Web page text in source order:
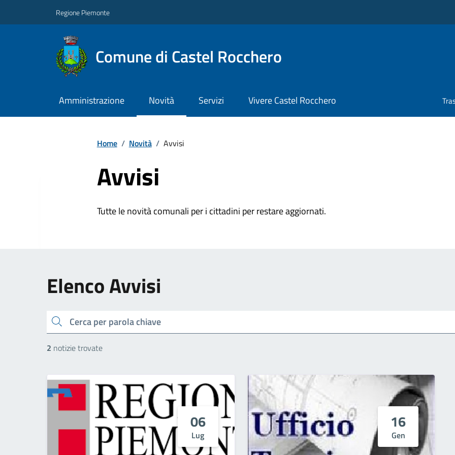
Regione Piemonte
Comune di Castel Rocchero
Amministrazione Novità Servizi Vivere Castel Rocchero
Home / Novità / Avvisi
Avvisi
Tutte le novità comunali per i cittadini per restare aggiornati.
Elenco Avvisi
cerca
2 notizie trovate
06
Lug
16
Gen